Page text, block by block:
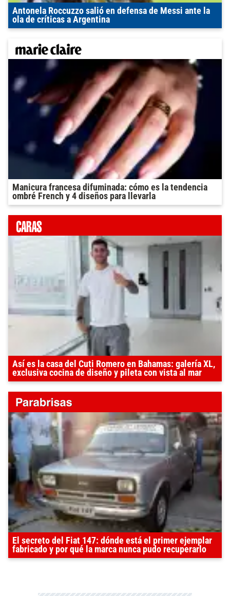
Antonela Roccuzzo salió en defensa de Messi ante la
ola de críticas a Argentina
Manicura francesa difuminada: cómo es la tendencia
ombré French y 4 diseños para llevarla
Así es la casa del Cuti Romero en Bahamas: galería XL,
exclusiva cocina de diseño y pileta con vista al mar
El secreto del Fiat 147: dónde está el primer ejemplar
fabricado y por qué la marca nunca pudo recuperarlo